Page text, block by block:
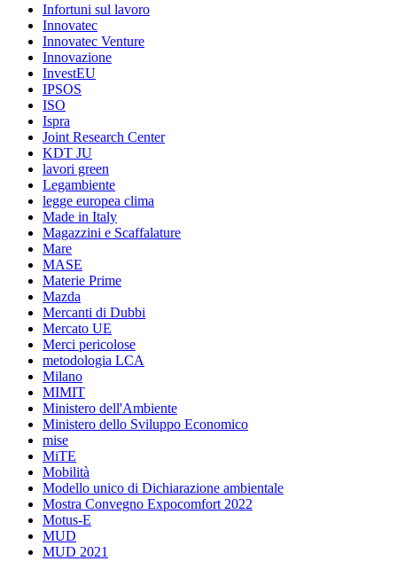
Infortuni sul lavoro
Innovatec
Innovatec Venture
Innovazione
InvestEU
IPSOS
ISO
Ispra
Joint Research Center
KDT JU
lavori green
Legambiente
legge europea clima
Made in Italy
Magazzini e Scaffalature
Mare
MASE
Materie Prime
Mazda
Mercanti di Dubbi
Mercato UE
Merci pericolose
metodologia LCA
Milano
MIMIT
Ministero dell'Ambiente
Ministero dello Sviluppo Economico
mise
MiTE
Mobilità
Modello unico di Dichiarazione ambientale
Mostra Convegno Expocomfort 2022
Motus-E
MUD
MUD 2021